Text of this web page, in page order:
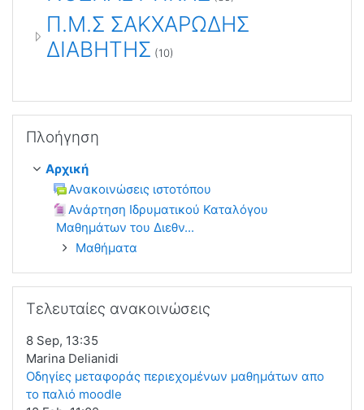
Π.Μ.Σ ΣΑΚΧΑΡΩΔΗΣ
ΔΙΑΒΗΤΗΣ (10)
Πλοήγηση
Αρχική
Ανακοινώσεις ιστοτόπου
Ανάρτηση Ιδρυματικού Καταλόγου
Μαθημάτων του Διεθν...
Μαθήματα
Τελευταίες ανακοινώσεις
8 Sep, 13:35
Marina Delianidi
Οδηγίες μεταφοράς περιεχομένων μαθημάτων απο
το παλιό moodle